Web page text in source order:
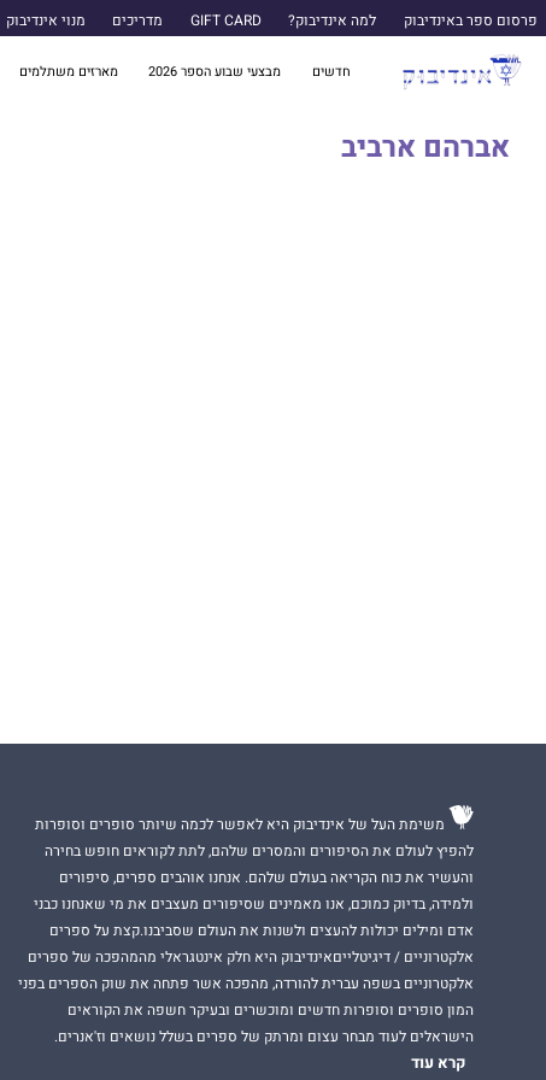
פרסום ספר באינדיבוק למה אינדיבוק? GIFT CARD מדריכים מנוי אינדיבוק
חדשים מבצעי שבוע הספר 2026 מארזים משתלמים
אברהם ארביב
משימת העל של אינדיבוק היא לאפשר לכמה שיותר סופרים וסופרות
להפיץ לעולם את הסיפורים והמסרים שלהם, לתת לקוראים חופש בחירה
והעשיר את כוח הקריאה בעולם שלהם. אנחנו אוהבים ספרים, סיפורים
ולמידה, בדיוק כמוכם, אנו מאמינים שסיפורים מעצבים את מי שאנחנו כבני
אדם ומילים יכולות להעצים ולשנות את העולם שסביבנו.קצת על ספרים
אלקטרוניים / דיגיטלייםאינדיבוק היא חלק אינטגראלי מהמהפכה של ספרים
אלקטרוניים בשפה עברית להורדה, מהפכה אשר פתחה את שוק הספרים בפני
המון סופרים וסופרות חדשים ומוכשרים ובעיקר חשפה את הקוראים
הישראלים לעוד מבחר עצום ומרתק של ספרים בשלל נושאים וז'אנרים.
קרא עוד